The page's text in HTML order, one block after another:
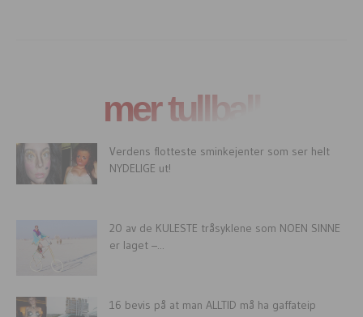
mer tullball
Verdens flotteste sminkejenter som ser helt
NYDELIGE ut!
20 av de KULESTE tråsyklene som NOEN SINNE
er laget –...
16 bevis på at man ALLTID må ha gaffateip